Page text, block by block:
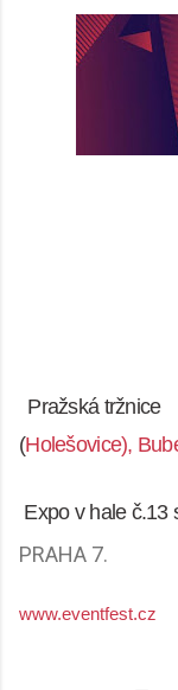
Pražská tržnice
(Holešovice),
Expo v hale č.13
PRAHA 7.
www.eventfest.cz